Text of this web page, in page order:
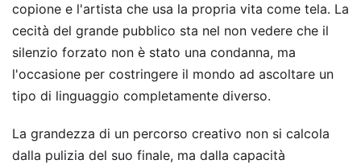
copione e l'artista che usa la propria vita come tela. La
cecità del grande pubblico sta nel non vedere che il
silenzio forzato non è stato una condanna, ma
l'occasione per costringere il mondo ad ascoltare un
tipo di linguaggio completamente diverso.
La grandezza di un percorso creativo non si calcola
dalla pulizia del suo finale, ma dalla capacità